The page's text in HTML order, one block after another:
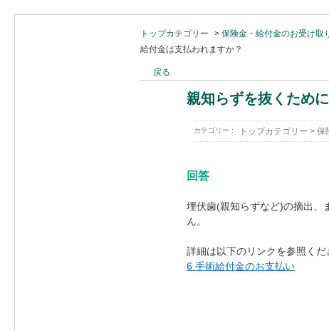
トップカテゴリー > 保険金・給付金のお受け取
給付金は支払われますか？
戻る
親知らずを抜くため
カテゴリー : トップカテゴリー > 保
回答
埋伏歯(親知らずなど)の摘出、
ん。
詳細は以下のリンクを参照くだ
6.手術給付金のお支払い